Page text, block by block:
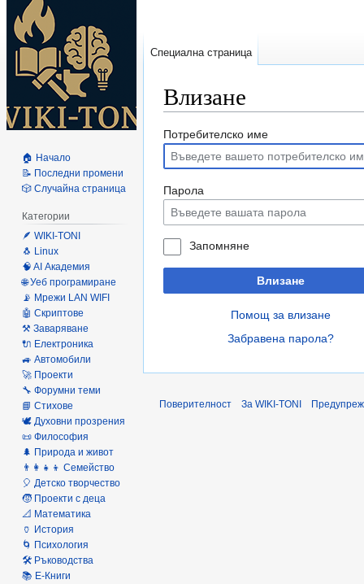
Влизане
Направо
към
навигацията
Направо
към
търсенето
Потребителско име
Парола
Запомняне
Влизане
Помощ за влизане
Забравена парола?
Специална страница
🏠 Начало
📝 Последни промени
🎲 Случайна страница
Категории
🪶 WIKI-TONI
🐧 Linux
🧠 AI Академия
🌐 Уеб програмиране
📡 Мрежи LAN WIFI
🤖 Скриптове
⚒️ Заваряване
🔌 Електроника
🚙 Автомобили
🚀 Проекти
🔧 Форумни теми
📘 Стихове
🕊️ Духовни прозрения
📜 Философия
🌲 Природа и живот
👨‍👩‍👧‍👦 Семейство
🎈 Детско творчество
🧒 Проекти с деца
📐 Математика
🏺 История
🌀 Психология
🛠️ Ръководства
📚 Е-Книги
Поверителност За WIKI-TONI